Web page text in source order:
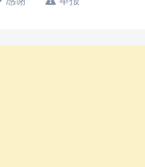
查看更多